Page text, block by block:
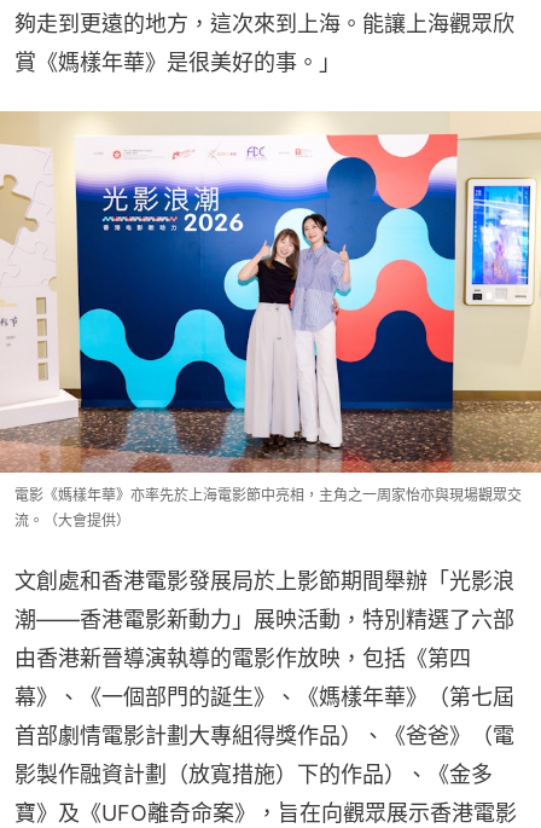
夠走到更遠的地方，這次來到上海。能讓上海觀眾欣
賞《媽樣年華》是很美好的事。」
電影《媽樣年華》亦率先於上海電影節中亮相，主角之一周家怡亦與現場觀眾交
流。（大會提供）
文創處和香港電影發展局於上影節期間舉辦「光影浪
潮——香港電影新動力」展映活動，特別精選了六部
由香港新晉導演執導的電影作放映，包括《第四
幕》、《一個部門的誕生》、《媽樣年華》（第七屆
首部劇情電影計劃大專組得獎作品）、《爸爸》（電
影製作融資計劃（放寬措施）下的作品）、《金多
寶》及《UFO離奇命案》，旨在向觀眾展示香港電影